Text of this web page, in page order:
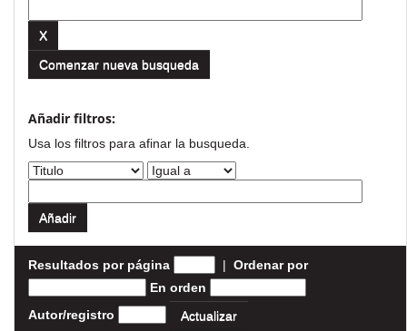
Comenzar nueva busqueda
Añadir filtros:
Usa los filtros para afinar la busqueda.
Resultados por página | Ordenar por
En orden
Autor/registro